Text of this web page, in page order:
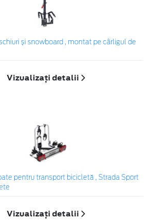
și snowboard , montat pe cârligul de
Vizualizați detalii
pentru transport bicicletă , Strada Sport
Vizualizați detalii